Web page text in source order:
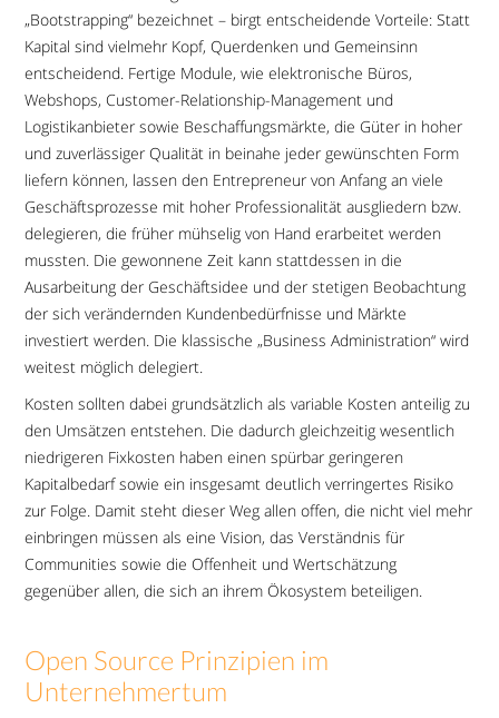
„Bootstrapping“ bezeichnet – birgt entscheidende Vorteile: Statt
Kapital sind vielmehr Kopf, Querdenken und Gemeinsinn
entscheidend. Fertige Module, wie elektronische Büros,
Webshops, Customer-Relationship-Management und
Logistikanbieter sowie Beschaffungsmärkte, die Güter in hoher
und zuverlässiger Qualität in beinahe jeder gewünschten Form
liefern können, lassen den Entrepreneur von Anfang an viele
Geschäftsprozesse mit hoher Professionalität ausgliedern bzw.
delegieren, die früher mühselig von Hand erarbeitet werden
mussten. Die gewonnene Zeit kann stattdessen in die
Ausarbeitung der Geschäftsidee und der stetigen Beobachtung
der sich verändernden Kundenbedürfnisse und Märkte
investiert werden. Die klassische „Business Administration“ wird
weitest möglich delegiert.
Kosten sollten dabei grundsätzlich als variable Kosten anteilig zu
den Umsätzen entstehen. Die dadurch gleichzeitig wesentlich
niedrigeren Fixkosten haben einen spürbar geringeren
Kapitalbedarf sowie ein insgesamt deutlich verringertes Risiko
zur Folge. Damit steht dieser Weg allen offen, die nicht viel mehr
einbringen müssen als eine Vision, das Verständnis für
Communities sowie die Offenheit und Wertschätzung
gegenüber allen, die sich an ihrem Ökosystem beteiligen.
Open Source Prinzipien im
Unternehmertum